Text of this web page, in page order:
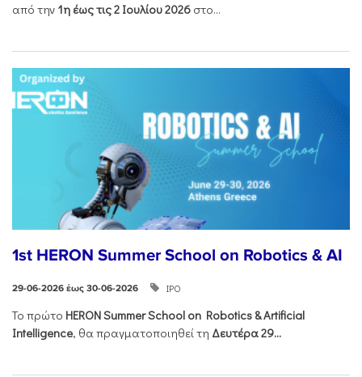
από την 1η έως τις 2 Ιουλίου 2026 στο...
1st HERON Summer School on Robotics & AI
29-06-2026 έως 30-06-2026 ΙΡΟ
Το πρώτο HERONSummerSchool on Robotics &Artificial
Intelligence, θα πραγματοποιηθεί τη Δευτέρα 29...